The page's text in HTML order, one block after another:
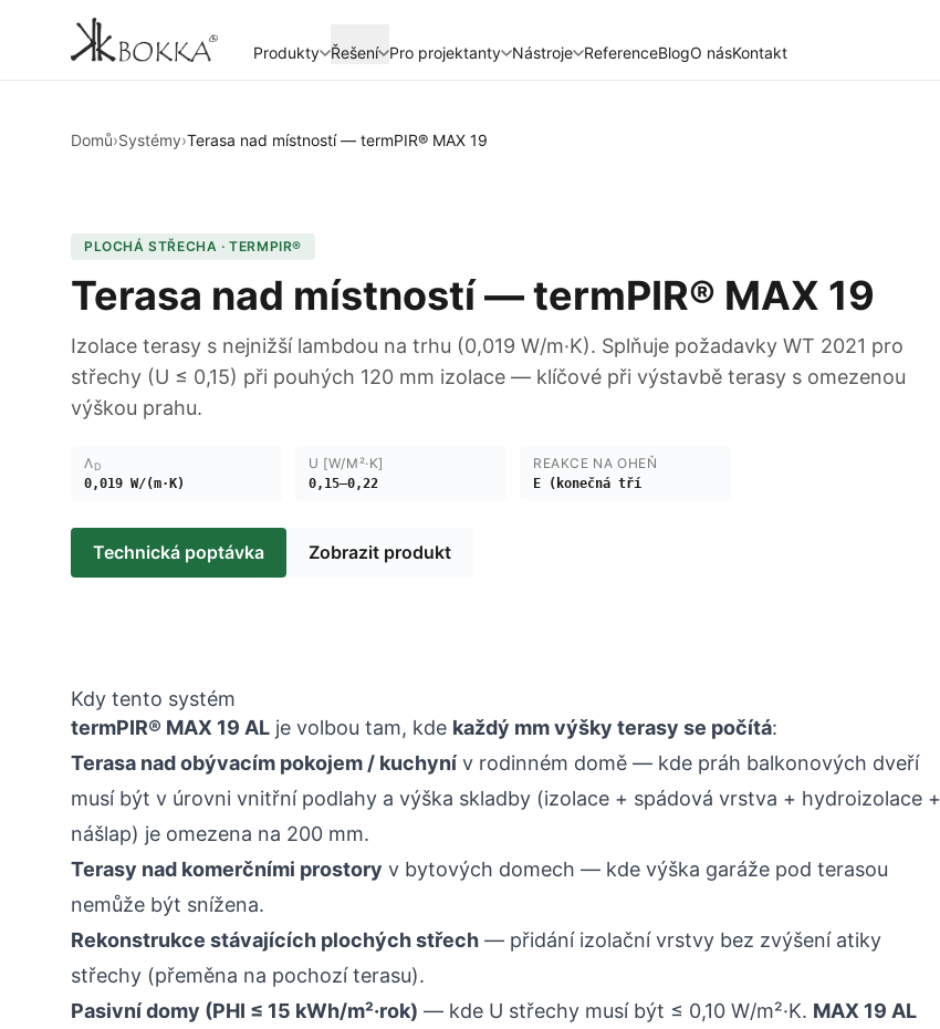
Produkty Řešení Pro projektanty Nástroje ReferenceBlogO násKontakt
Domů›Systémy›Terasa nad místností — termPIR® MAX 19
PLOCHÁ STŘECHA · TERMPIR®
Terasa nad místností — termPIR® MAX 19
Izolace terasy s nejnižší lambdou na trhu (0,019 W/m·K). Splňuje požadavky WT 2021 pro
střechy (U ≤ 0,15) při pouhých 120 mm izolace — klíčové při výstavbě terasy s omezenou
výškou prahu.
ΛD
0,019 W/(m·K)
U [W/M²·K]
0,15–0,22
REAKCE NA OHEŇ
E (konečná tří
Technická poptávka Zobrazit produkt
Kdy tento systém
termPIR® MAX 19 AL je volbou tam, kde každý mm výšky terasy se počítá:
Terasa nad obývacím pokojem / kuchyní v rodinném domě — kde práh balkonových dveří
musí být v úrovni vnitřní podlahy a výška skladby (izolace + spádová vrstva + hydroizolace +
nášlap) je omezena na 200 mm.
Terasy nad komerčními prostory v bytových domech — kde výška garáže pod terasou
nemůže být snížena.
Rekonstrukce stávajících plochých střech — přidání izolační vrstvy bez zvýšení atiky
střechy (přeměna na pochozí terasu).
Pasivní domy (PHI ≤ 15 kWh/m²·rok) — kde U střechy musí být ≤ 0,10 W/m²·K. MAX 19 AL